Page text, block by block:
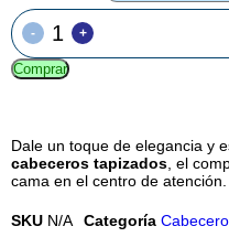
- +
Comprar
Dale un toque de elegancia y
cabeceros tapizados , el
cama en el centro de atención.
SKU N/A Categoría